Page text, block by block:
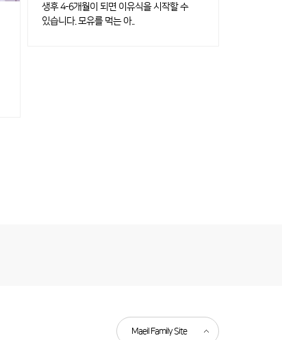
생후 4-6개월이 되면 이유식을 시작할 수
있습니다. 모유를 먹는 아..
Maeil Family Site